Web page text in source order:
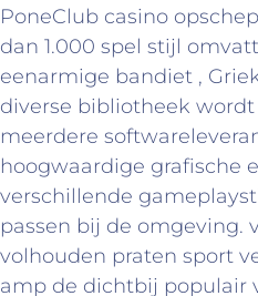
PoneClub casino
dan 1.000 spel stijl
eenarmige bandiet ,
diverse bibliotheek
meerdere
hoogwaardige grafische
verschillende
passen bij de omgeving.
volhouden praten sport
amp de dichtbij populair